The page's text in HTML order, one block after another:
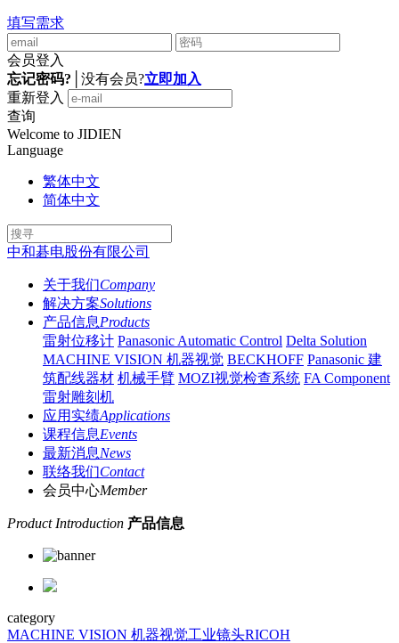
填写需求
会员登入
忘记密码?
没有会员?立即加入
重新登入
查询
Welcome to JIDIEN
Language
繁体中文
简体中文
中和碁电股份有限公司
关于我们Company
解决方案Solutions
产品信息Products
雷射位移计 Panasonic Automatic Control Delta Solution
MACHINE VISION 机器视觉 BECKHOFF Panasonic 建
筑配线器材 机械手臂 MOZI视觉检查系统 FA Component
雷射雕刻机
应用实绩Applications
课程信息Events
最新消息News
联络我们Contact
会员中心Member
Product Introduction 产品信息
category
MACHINE VISION 机器视觉工业镜头RICOH